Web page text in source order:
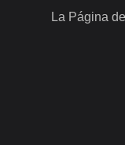
La Página